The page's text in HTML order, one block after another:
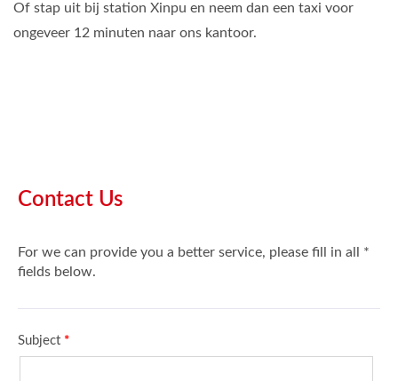
Of stap uit bij station Xinpu en neem dan een taxi voor
ongeveer 12 minuten naar ons kantoor.